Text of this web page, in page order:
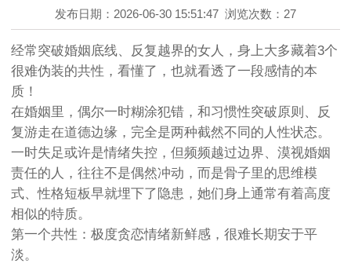
发布日期：2026-06-30 15:51:47 浏览次数：27
经常突破婚姻底线、反复越界的女人，身上大多藏着3个
很难伪装的共性，看懂了，也就看透了一段感情的本
质！
在婚姻里，偶尔一时糊涂犯错，和习惯性突破原则、反
复游走在道德边缘，完全是两种截然不同的人性状态。
一时失足或许是情绪失控，但频频越过边界、漠视婚姻
责任的人，往往不是偶然冲动，而是骨子里的思维模
式、性格短板早就埋下了隐患，她们身上通常有着高度
相似的特质。
第一个共性：极度贪恋情绪新鲜感，很难长期安于平
淡。